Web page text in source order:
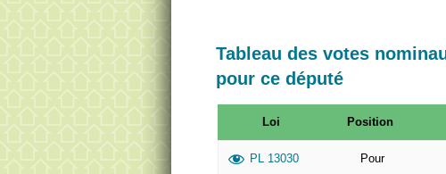
Tableau des votes
pour ce député
Loi Position
PL 13030 Pour